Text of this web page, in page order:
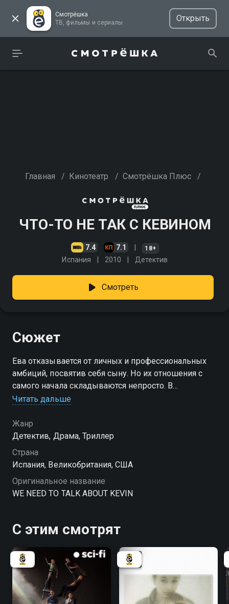
Смотрёшка
ТВ, фильмы и сериалы
Открыть
Главная / Кинотеатр / Смотрёшка Плюс /
ЧТО-ТО НЕ ТАК С КЕВИНОМ
7.4 7.1 18+
Испания 2010 Детектив
Смотреть
Сюжет
Ева отказывается от личных и профессиональных
амбиций, посвятив себя сыну. Но их отношения с
самого начала складываются непросто. В
пятнадцать лет Кевин совершает непоправимое — и
терзается чувством вины, снова и снова задаваясь
вопросами: достаточно ли она любила сына? Какова
её доля ответственности в случившемся? История о
материнской любви, сложных связях и
беспощадном самоанализе, где каждый ответ
рождает новые, ещё более болезненные вопросы.
«Что-то не так с Кевином» — смотрите онлайн в
Читать дальше
Жанр
Детектив, Драма, Триллер
Страна
Испания, Великобритания, США
Оригинальное название
WE NEED TO TALK ABOUT KEVIN
С этим смотрят